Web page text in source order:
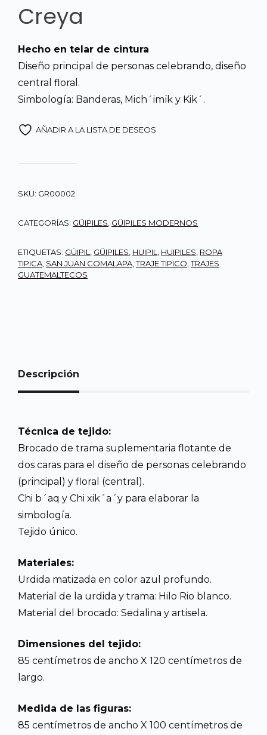
Creya
Hecho en telar de cintura
Diseño principal de personas celebrando, diseño
central floral.
Simbología: Banderas, Mich´imïk y Kik´.
AÑADIR A LA LISTA DE DESEOS
SKU: GR00002
CATEGORÍAS: GÜIPILES GÜIPILES MODERNOS
ETIQUETAS: GÜIPIL GÜIPILES HUIPIL HUIPILES ROPA
TIPICA SAN JUAN COMALAPA ,TRAJE TIPICO ,TRAJES
GUATEMALTECOS
Descripción
Técnica de tejido:
Brocado de trama suplementaria flotante de
dos caras para el diseño de personas celebrando
(principal) y floral (central).
Chi b´aq y Chi xik´a´y para elaborar la
simbología.
Tejido único.
Materiales:
Urdida matizada en color azul profundo.
Material de la urdida y trama: Hilo Rio blanco.
Material del brocado: Sedalina y artisela.
Dimensiones del tejido:
85 centímetros de ancho X 120 centímetros de
largo.
Medida de las figuras:
85 centímetros de ancho X 100 centímetros de